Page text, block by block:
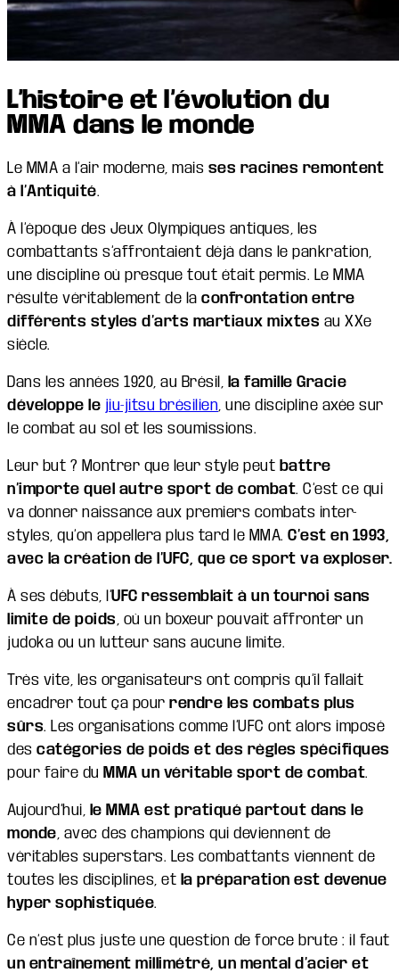
L’histoire et l’évolution du
MMA dans le monde
Le MMA a l’air moderne, mais ses racines remontent
à l’Antiquité.
À l’époque des Jeux Olympiques antiques, les
combattants s’affrontaient déjà dans le pankration,
une discipline où presque tout était permis. Le MMA
résulte véritablement de la confrontation entre
différents styles d’arts martiaux mixtes au XXe
siècle.
Dans les années 1920, au Brésil, la famille Gracie
développe le jiu-jitsu brésilien , une discipline axée sur
le combat au sol et les soumissions.
Leur but ? Montrer que leur style peut battre
n’importe quel autre sport de combat. C’est ce qui
va donner naissance aux premiers combats inter-
styles, qu’on appellera plus tard le MMA. C’est en 1993,
avec la création de l’UFC, que ce sport va exploser.
À ses débuts, l’UFC ressemblait à un tournoi sans
limite de poids , où un boxeur pouvait affronter un
judoka ou un lutteur sans aucune limite.
Très vite, les organisateurs ont compris qu’il fallait
encadrer tout ça pour rendre les combats plus
sûrs. Les organisations comme l’UFC ont alors imposé
des catégories de poids et des règles spécifiques
pour faire du MMA un véritable sport de combat.
Aujourd’hui, le MMA est pratiqué partout dans le
monde , avec des champions qui deviennent de
véritables superstars. Les combattants viennent de
toutes les disciplines, et la préparation est devenue
hyper sophistiquée.
Ce n’est plus juste une question de force brute : il faut
un entraînement millimétré, un mental d’acier et